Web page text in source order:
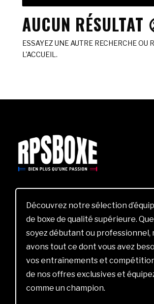
AUCUN
ESSAYEZ UNE AUTRE RECHERCHE OU
L'ACCUEIL.
Découvrez notre sélection
de boxe de qualité supérieure.
soyez débutant ou professionnel,
avons tout ce dont vous avez
vos entraînements et
de nos offres exclusives et
comme un champion.